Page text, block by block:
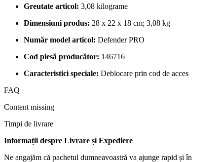
Greutate articol: ‎3,08 kilograme
Dimensiuni produs: ‎28 x 22 x 18 cm; 3,08 kg
Număr model articol: ‎Defender PRO
Cod piesă producător: ‎146716
Caracteristici speciale: ‎Deblocare prin cod de acces
FAQ
Content missing
Timpi de livrare
Informații despre Livrare și Expediere
Ne angajăm că pachetul dumneavoastră va ajunge rapid și în